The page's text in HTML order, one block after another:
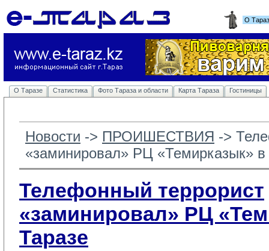
О
О Таразе Статистика Фото Тараза и области Карта Тараза Гостиницы
Новости -> ПРОИШЕСТВИЯ ->
«заминировал» РЦ «Темирказык» в
Телефонный террорист
«заминировал» РЦ
Таразе